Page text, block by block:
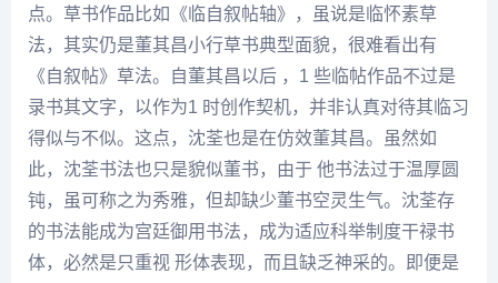
点。草书作品比如《临自叙帖轴》，虽说是临怀素草
法，其实仍是董其昌小行草书典型面貌，很难看出有
《自叙帖》草法。自董其昌以后 ，1 些临帖作品不过是
录书其文字，以作为1 时创作契机，并非认真对待其临习
得似与不似。这点，沈荃也是在仿效董其昌。虽然如
此，沈荃书法也只是貌似董书，由于 他书法过于温厚圆
钝，虽可称之为秀雅，但却缺少董书空灵生气。沈荃存
的书法能成为宫廷御用书法，成为适应科举制度干禄书
体，必然是只重视 形体表现，而且缺乏神采的。即便是